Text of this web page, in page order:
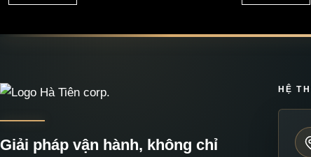
Giải pháp vận hành, không chỉ
HỆ